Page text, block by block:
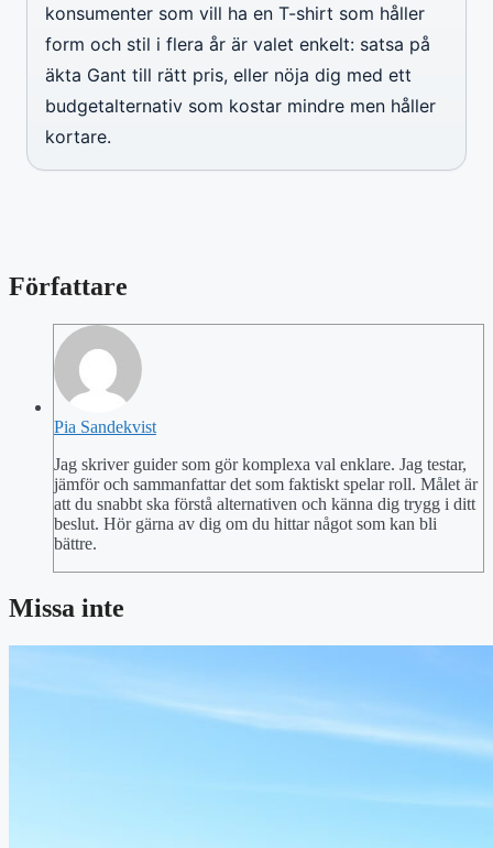
konsumenter som vill ha en T-shirt som håller
form och stil i flera år är valet enkelt: satsa på
äkta Gant till rätt pris, eller nöja dig med ett
budgetalternativ som kostar mindre men håller
kortare.
Författare
Pia Sandekvist
Jag skriver guider som gör komplexa val enklare. Jag testar,
jämför och sammanfattar det som faktiskt spelar roll. Målet är
att du snabbt ska förstå alternativen och känna dig trygg i ditt
beslut. Hör gärna av dig om du hittar något som kan bli
bättre.
Missa inte